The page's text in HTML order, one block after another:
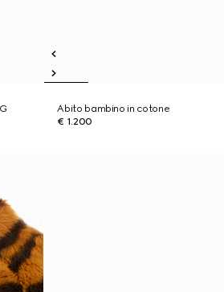
Abito bambino in cotone
€ 1.200